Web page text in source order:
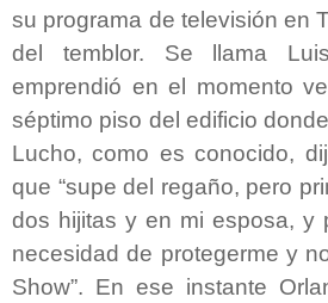
su programa de televisión en
del temblor. Se llama
emprendió en el momento
séptimo piso del edificio
Lucho, como es conocido,
que “supe del regaño, pero
dos hijitas y en mi esposa, y
necesidad de protegerme y
Show”. En ese instante